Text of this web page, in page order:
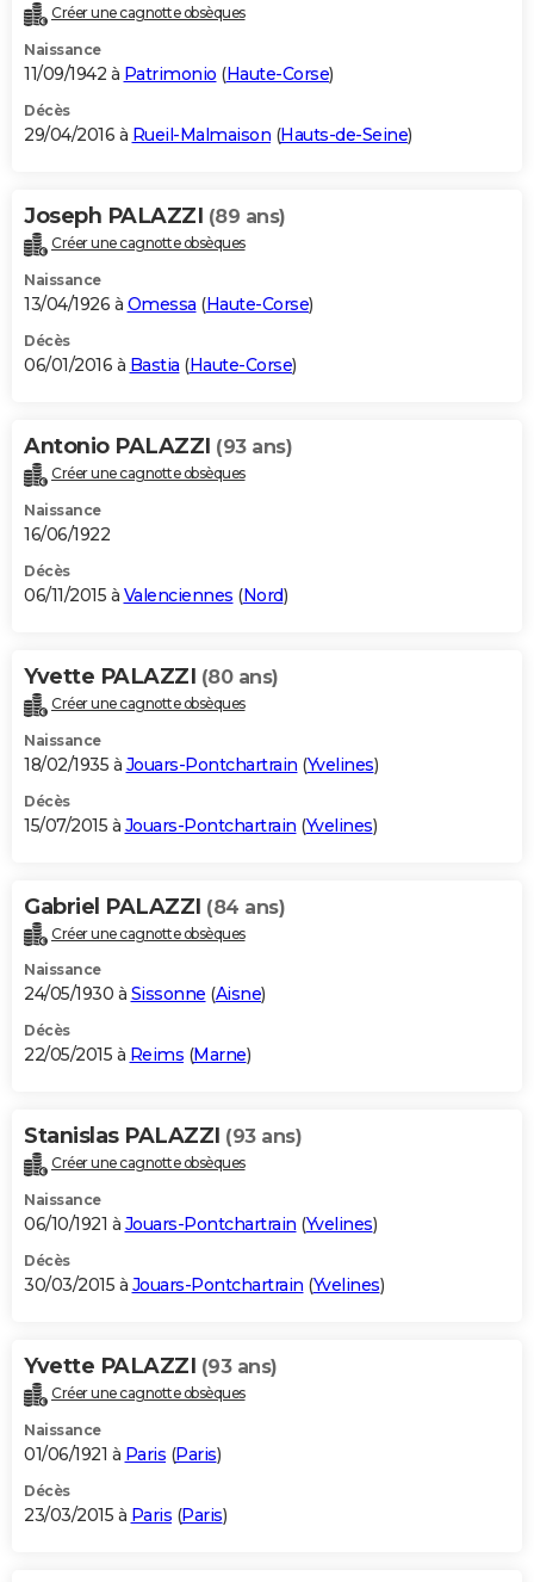
Créer une cagnotte obsèques
Naissance
11/09/1942 à Patrimonio (Haute-Corse)
Décès
29/04/2016 à Rueil-Malmaison (Hauts-de-Seine)
Joseph PALAZZI (89 ans)
Créer une cagnotte obsèques
Naissance
13/04/1926 à Omessa (Haute-Corse)
Décès
06/01/2016 à Bastia (Haute-Corse)
Antonio PALAZZI (93 ans)
Créer une cagnotte obsèques
Naissance
16/06/1922
Décès
06/11/2015 à Valenciennes (Nord)
Yvette PALAZZI (80 ans)
Créer une cagnotte obsèques
Naissance
18/02/1935 à Jouars-Pontchartrain (Yvelines)
Décès
15/07/2015 à Jouars-Pontchartrain (Yvelines)
Gabriel PALAZZI (84 ans)
Créer une cagnotte obsèques
Naissance
24/05/1930 à Sissonne (Aisne)
Décès
22/05/2015 à Reims (Marne)
Stanislas PALAZZI (93 ans)
Créer une cagnotte obsèques
Naissance
06/10/1921 à Jouars-Pontchartrain (Yvelines)
Décès
30/03/2015 à Jouars-Pontchartrain (Yvelines)
Yvette PALAZZI (93 ans)
Créer une cagnotte obsèques
Naissance
01/06/1921 à Paris (Paris)
Décès
23/03/2015 à Paris (Paris)